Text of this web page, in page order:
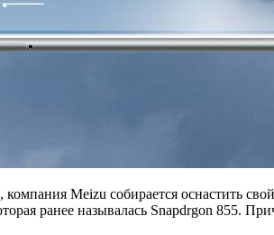
компания Meizu собирается оснастить
ранее называлась Snapdrgon 855.